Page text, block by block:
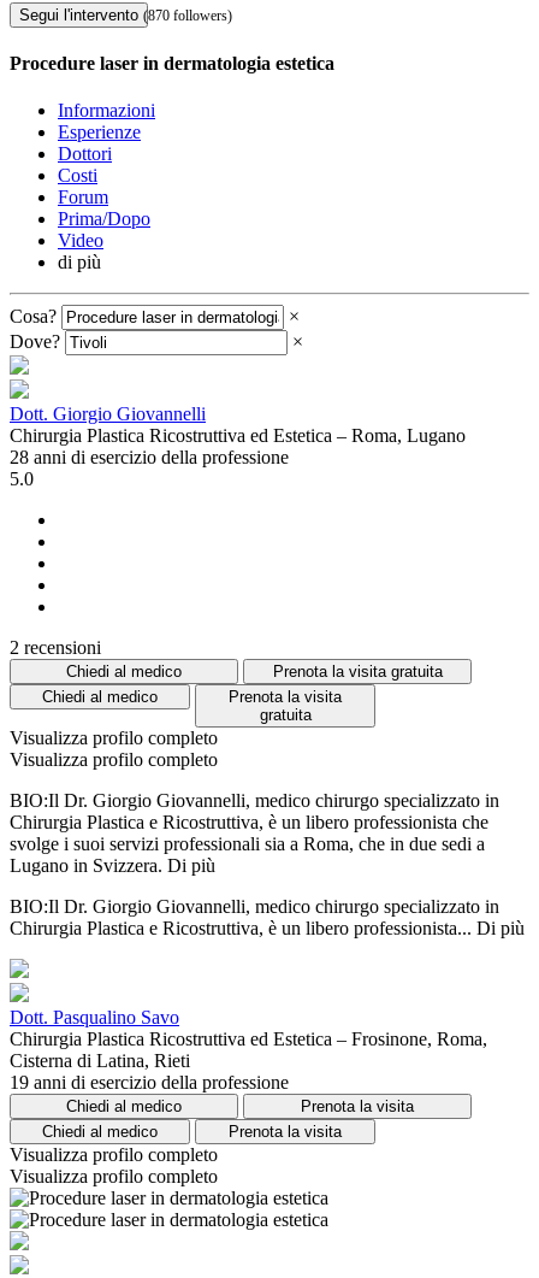
Segui l'intervento (870 followers)
Procedure laser in dermatologia estetica
Informazioni
Esperienze
Dottori
Costi
Forum
Prima/Dopo
Video
di più
Cosa?
×
Dove?
×
Dott. Giorgio Giovannelli
Chirurgia Plastica Ricostruttiva ed Estetica – Roma, Lugano
28 anni di esercizio della professione
5.0
2 recensioni
Chiedi al medico
Prenota la visita gratuita
Chiedi al medico
Prenota la visita
gratuita
Visualizza profilo completo
Visualizza profilo completo
BIO:Il Dr. Giorgio Giovannelli, medico chirurgo specializzato in
Chirurgia Plastica e Ricostruttiva, è un libero professionista che
svolge i suoi servizi professionali sia a Roma, che in due sedi a
Lugano in Svizzera. Di più
BIO:Il Dr. Giorgio Giovannelli, medico chirurgo specializzato in
Chirurgia Plastica e Ricostruttiva, è un libero professionista... Di più
Dott. Pasqualino Savo
Chirurgia Plastica Ricostruttiva ed Estetica – Frosinone, Roma,
Cisterna di Latina, Rieti
19 anni di esercizio della professione
Chiedi al medico
Prenota la visita
Chiedi al medico
Prenota la visita
Visualizza profilo completo
Visualizza profilo completo